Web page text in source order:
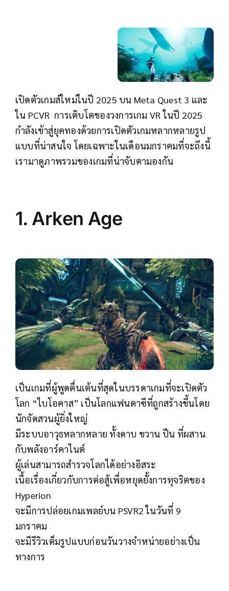
เปิดตัวเกมส์ใหม่ในปี 2025 บน Meta Quest 3 และ
ใน PCVR การเติบโตของวงการเกม VR ในปี 2025
กำลังเข้าสู่ยุคทองด้วยการเปิดตัวเกมหลากหลายรูป
แบบที่น่าสนใจ โดยเฉพาะในเดือนมกราคมที่จะถึงนี้
เรามาดูภาพรวมของเกมที่น่าจับตามองกัน
1. Arken Age
เป็นเกมที่ผู้พูดตื่นเต้นที่สุดในบรรดาเกมที่จะเปิดตัว
โลก “ไบโอคาส” เป็นโลกแฟนตาซีที่ถูกสร้างขึ้นโดย
นักจัดสวนผู้ยิ่งใหญ่
มีระบบอาวุธหลากหลาย ทั้งดาบ ขวาน ปืน ที่ผสาน
กับพลังอาร์คาไนต์
ผู้เล่นสามารถสำรวจโลกได้อย่างอิสระ
เนื้อเรื่องเกี่ยวกับการต่อสู้เพื่อหยุดยั้งการทุจริตของ
Hyperion
จะมีการปล่อยเกมเพลย์บน PSVR2 ในวันที่ 9
มกราคม
จะมีรีวิวเต็มรูปแบบก่อนวันวางจำหน่ายอย่างเป็น
ทางการ